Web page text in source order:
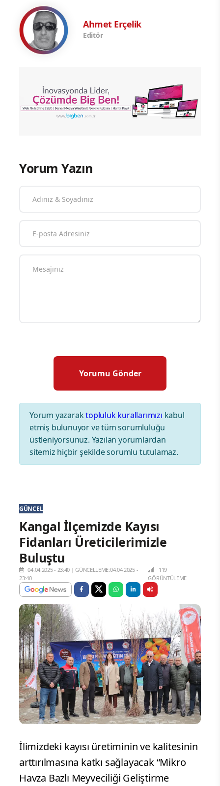
Ahmet Erçelik
Editör
Yorum Yazın
Yorum yazaraktopluluk kurallarımızı kabul
etmiş bulunuyor ve tüm sorumluluğu
üstleniyorsunuz. Yazılan yorumlardan
sitemiz hiçbir şekilde sorumlu tutulamaz.
GÜNCEL
Kangal İlçemizde Kayısı
Fidanları Üreticilerimizle
Buluştu
04.04.2025 - 23:40 |GÜNCELLEME:04.04.2025 -
23:40
119
GÖRÜNTÜLEME
İlimizdeki kayısı üretiminin ve kalitesinin
arttırılmasına katkı sağlayacak “Mikro
Havza Bazlı Meyveciliği Geliştirme